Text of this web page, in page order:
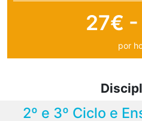
27€
por
2º e 3º Ciclo e